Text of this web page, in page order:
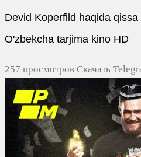
Devid Koperfild haqida
O'zbekcha tarjima kino HD
257 просмотров Скачать
yuklash